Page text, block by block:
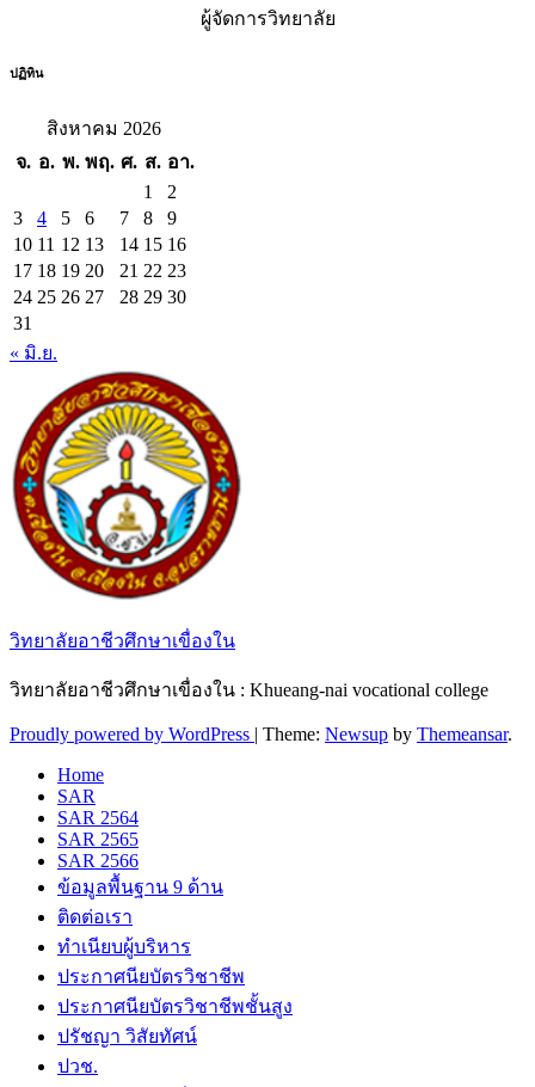
ผู้จัดการวิทยาลัย
ปฏิทิน
สิงหาคม 2026
จ. อ. พ. พฤ. ศ. ส. อา.
1
2
3
4 5 6 7 8
9
10 11 12 13 14 15 16
17 18 19 20 21 22 23
24 25 26 27 28 29 30
31
« มิ.ย.
วิทยาลัยอาชีวศึกษาเขื่องใน
วิทยาลัยอาชีวศึกษาเขื่องใน : Khueang-nai vocational college
Proudly powered by WordPress | Theme: Newsup by Themeansar.
Home
SAR
SAR 2564
SAR 2565
SAR 2566
ข้อมูลพื้นฐาน 9 ด้าน
ติดต่อเรา
ทำเนียบผู้บริหาร
ประกาศนียบัตรวิชาชีพ
ประกาศนียบัตรวิชาชีพชั้นสูง
ปรัชญา วิสัยทัศน์
ปวช.